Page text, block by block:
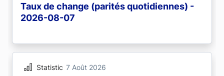
Taux de change (parités quotidiennes) -
2026-08-07
Statistic 7 Août 2026